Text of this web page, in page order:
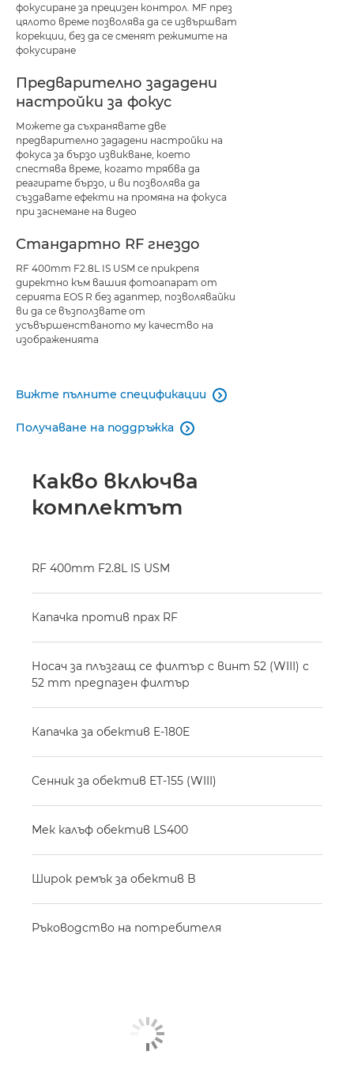
фокусиране за прецизен контрол. MF през
цялото време позволява да се извършват
корекции, без да се сменят режимите на
фокусиране
Предварително зададени
настройки за фокус
Можете да съхранявате две
предварително зададени настройки на
фокуса за бързо извикване, което
спестява време, когато трябва да
реагирате бързо, и ви позволява да
създавате ефекти на промяна на фокуса
при заснемане на видео
Стандартно RF гнездо
RF 400mm F2.8L IS USM се прикрепя
директно към вашия фотоапарат от
серията EOS R без адаптер, позволявайки
ви да се възползвате от
усъвършенстваното му качество на
изображенията
Вижте пълните спецификации 
Получаване на поддръжка 
Какво включва
комплектът
RF 400mm F2.8L IS USM
Капачка против прах RF
Носач за плъзгащ се филтър с винт 52 (WIII) с
52 mm предпазен филтър
Капачка за обектив E-180E
Сенник за обектив ET-155 (WIII)
Мек калъф обектив LS400
Широк ремък за обектив B
Ръководство на потребителя